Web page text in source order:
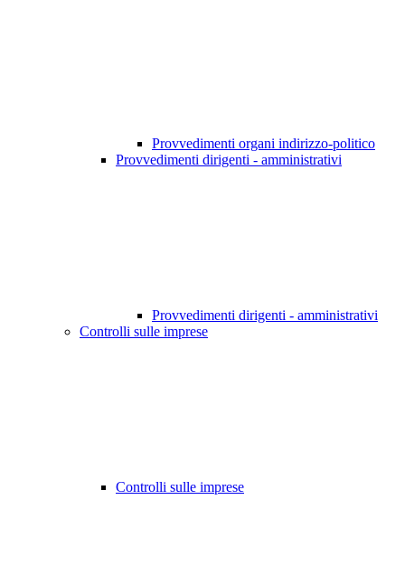
Provvedimenti organi indirizzo-politico
Provvedimenti dirigenti - amministrativi
Provvedimenti dirigenti - amministrativi
Controlli sulle imprese
Controlli sulle imprese